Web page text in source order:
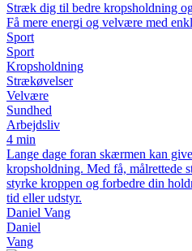
Stræk dig til bedre kropsholdning
Få mere energi og velvære med
Sport
Sport
Kropsholdning
Strækøvelser
Velvære
Sundhed
Arbejdsliv
4 min
Lange dage foran skærmen kan
kropsholdning. Med få, målrettede
styrke kroppen og forbedre din
tid eller udstyr.
Daniel Vang
Daniel
Vang